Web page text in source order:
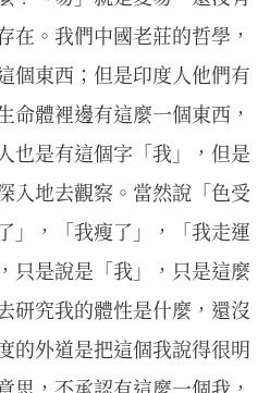
在。我們中國老莊的哲學，
個東西；但是印度人他們有
命體裡邊有這麼一個東西，
也是有這個字「我」，但是
入地去觀察。當然說「色受
」，「我瘦了」，「我走運
只是說是「我」，只是這麼
研究我的體性是什麼，還沒
的外道是把這個我說得很明